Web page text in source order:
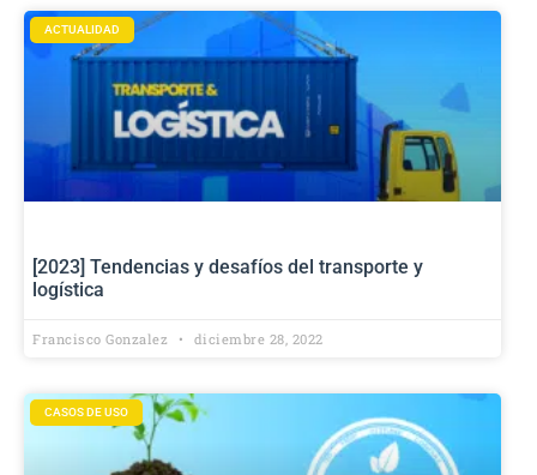
ACTUALIDAD
[2023] Tendencias y desafíos del transporte y
logística
Francisco Gonzalez diciembre 28, 2022
CASOS DE USO